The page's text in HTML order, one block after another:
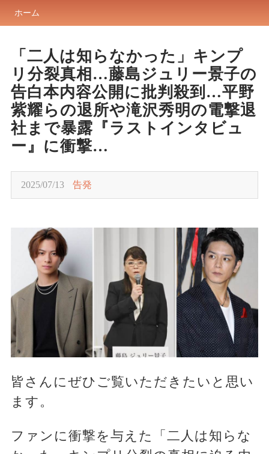
ホーム
「二人は知らなかった」キンプ
リ分裂真相…藤島ジュリー景子の
告白本内容公開に批判殺到…平野
紫耀らの退所や滝沢秀明の電撃退
社まで暴露『ラストインタビュ
ー』に衝撃…
2025/07/13 告発
皆さんにぜひご覧いただきたいと思い
ます。
ファンに衝撃を与えた「二人は知らな